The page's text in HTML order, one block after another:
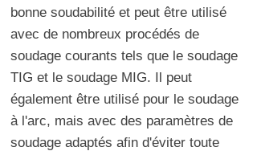
bonne soudabilité et peut être utilisé
avec de nombreux procédés de
soudage courants tels que le soudage
TIG et le soudage MIG. Il peut
également être utilisé pour le soudage
à l'arc, mais avec des paramètres de
soudage adaptés afin d'éviter toute